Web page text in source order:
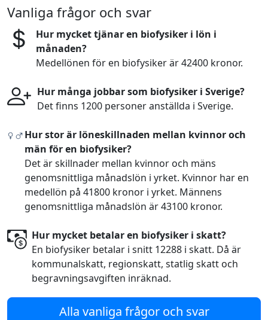
Vanliga frågor och svar
Hur mycket tjänar en biofysiker i lön i
månaden?
Medellönen för en biofysiker är 42400 kronor.
Hur många jobbar som biofysiker i Sverige?
Det finns 1200 personer anställda i Sverige.
Hur stor är löneskillnaden mellan kvinnor och
män för en biofysiker?
Det är skillnader mellan kvinnor och mäns
genomsnittliga månadslön i yrket. Kvinnor har en
medellön på 41800 kronor i yrket. Männens
genomsnittliga månadslön är 43100 kronor.
Hur mycket betalar en biofysiker i skatt?
En biofysiker betalar i snitt 12288 i skatt. Då är
kommunalskatt, regionskatt, statlig skatt och
begravningsavgiften inräknad.
Alla vanliga frågor och svar